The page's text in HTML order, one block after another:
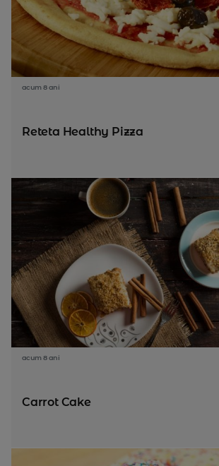
acum 8 ani
Reteta Healthy Pizza
acum 8 ani
Carrot Cake